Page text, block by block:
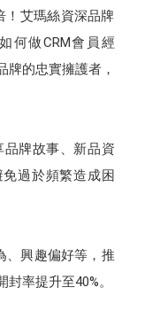
！艾瑪絲資深品牌
何做CRM會員經
牌的忠實擁護者，
品牌故事、新品資
過於頻繁造成困
、興趣偏好等，推
率提升至40%。